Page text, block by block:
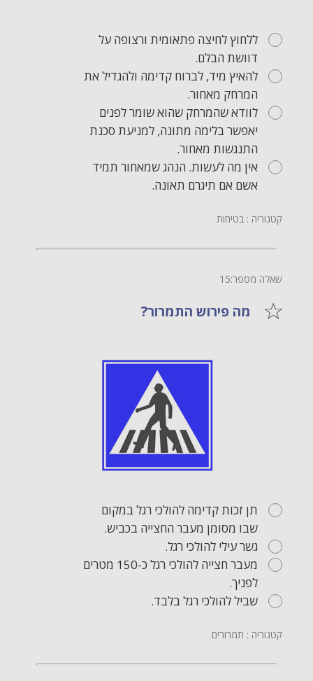
ללחוץ לחיצה פתאומית ורצופה על
דוושת הבלם.
להאיץ מיד, לברוח קדימה ולהגדיל את
המרחק מאחור.
לוודא שהמרחק שהוא שומר לפנים
יאפשר בלימה מתונה, למניעת סכנת
התנגשות מאחור.
אין מה לעשות. הנהג שמאחור תמיד
אשם אם תיגרם תאונה.
קטגוריה : בטיחות
שאלה מספר:15
מה פירוש התמרור?
תן זכות קדימה להולכי רגל במקום
שבו מסומן מעבר החצייה בכביש.
גשר עילי להולכי רגל.
מעבר חצייה להולכי רגל כ-150 מטרים
לפניך.
שביל להולכי רגל בלבד.
קטגוריה : תמרורים